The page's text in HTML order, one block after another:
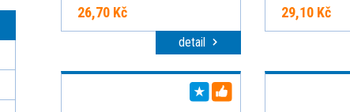
26,70 Kč
detail
29,10 Kč